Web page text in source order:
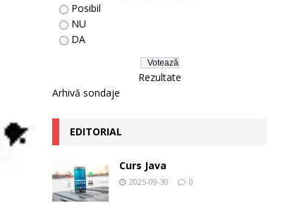
Posibil
NU
DA
Rezultate
Arhivă sondaje
EDITORIAL
Curs Java
2025-09-30 0